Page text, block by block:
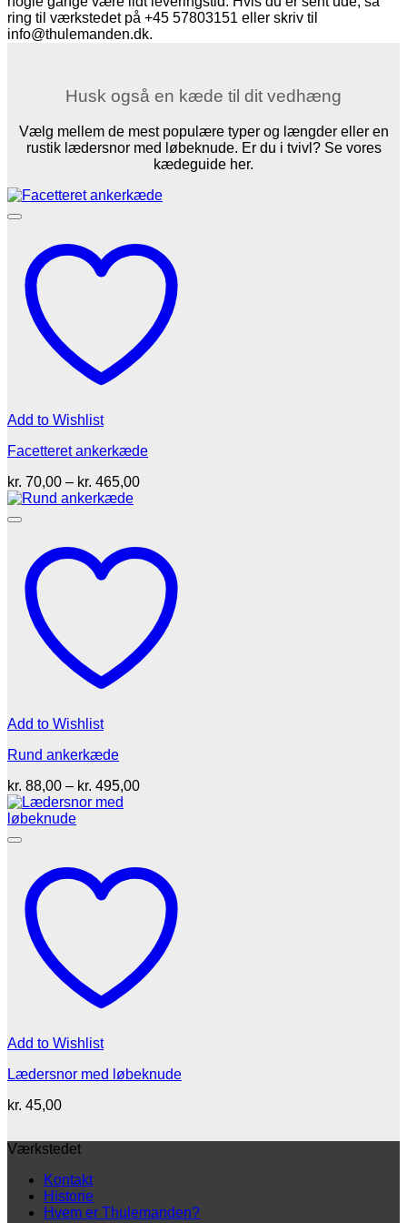
ring til værkstedet på +45 57803151 eller skriv til
info@thulemanden.dk.
Husk også en kæde til dit vedhæng
Vælg mellem de mest populære typer og længder eller en
rustik lædersnor med løbeknude. Er du i tvivl? Se vores
kædeguide her.
Add to Wishlist
Facetteret ankerkæde
kr. 70,00 – kr. 465,00Prisinterval:
Add to Wishlist
Rund ankerkæde
kr. 88,00 – kr. 495,00Prisinterval:
Add to Wishlist
Lædersnor med løbeknude
kr. 45,00
Værkstedet
Kontakt
Historie
Hvem er Thulemanden?